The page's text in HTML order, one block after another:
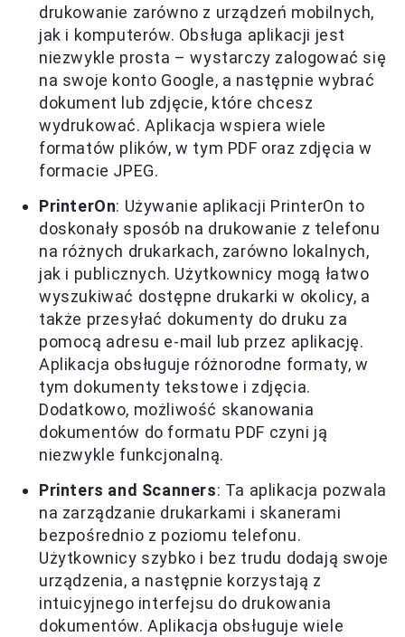
drukowanie zarówno z urządzeń mobilnych,
jak i komputerów. Obsługa aplikacji jest
niezwykle prosta – wystarczy zalogować się
na swoje konto Google, a następnie wybrać
dokument lub zdjęcie, które chcesz
wydrukować. Aplikacja wspiera wiele
formatów plików, w tym PDF oraz zdjęcia w
formacie JPEG.
PrinterOn: Używanie aplikacji PrinterOn to
doskonały sposób na drukowanie z telefonu
na różnych drukarkach, zarówno lokalnych,
jak i publicznych. Użytkownicy mogą łatwo
wyszukiwać dostępne drukarki w okolicy, a
także przesyłać dokumenty do druku za
pomocą adresu e-mail lub przez aplikację.
Aplikacja obsługuje różnorodne formaty, w
tym dokumenty tekstowe i zdjęcia.
Dodatkowo, możliwość skanowania
dokumentów do formatu PDF czyni ją
niezwykle funkcjonalną.
Printers and Scanners: Ta aplikacja pozwala
na zarządzanie drukarkami i skanerami
bezpośrednio z poziomu telefonu.
Użytkownicy szybko i bez trudu dodają swoje
urządzenia, a następnie korzystają z
intuicyjnego interfejsu do drukowania
dokumentów. Aplikacja obsługuje wiele